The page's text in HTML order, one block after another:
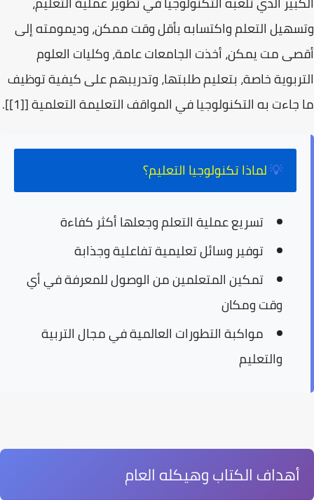
وتسهيل التعلم واكتسابه بأقل وقت ممكن، وديمومته إلى
أقصى مت يمكن، أخذت الجامعات عامة، وكليات العلوم
التربوية خاصة، بتعليم طلبتها، وتدريبهم على كيفية توظيف
ما جاءت به التكنولوجيا في المواقف التعليمة التعلمية [[1]].
💡لماذا تكنولوجيا التعليم؟
تسريع عملية التعلم وجعلها أكثر كفاءة
توفير وسائل تعليمية تفاعلية وجذابة
تمكين المتعلمين من الوصول للمعرفة في أي
وقت ومكان
مواكبة التطورات العالمية في مجال التربية
والتعليم
أهداف الكتاب وهيكله العام